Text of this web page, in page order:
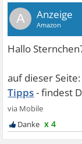
A
Tipps
x 4